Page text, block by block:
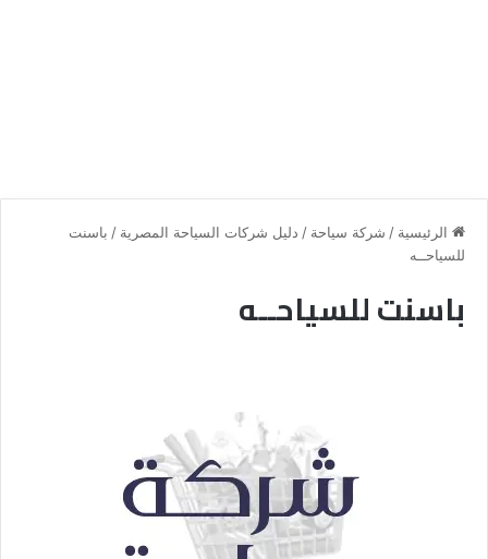
الرئيسية / شركة سياحة / دليل شركات السياحة المصرية / باسنت
للسياحــه
باسنت للسياحــه